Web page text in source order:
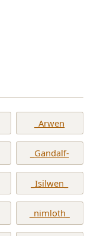
_Arwen
_Gandalf-
_Isilwen_
_nimloth_